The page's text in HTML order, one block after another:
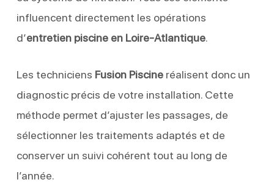
influencent directement les opérations
d’entretien piscine en Loire-Atlantique.
Les techniciens Fusion Piscineréalisent donc un
diagnostic précis de votre installation. Cette
méthode permet d’ajuster les passages, de
sélectionner les traitements adaptés et de
conserver un suivi cohérent tout au long de
l’année.